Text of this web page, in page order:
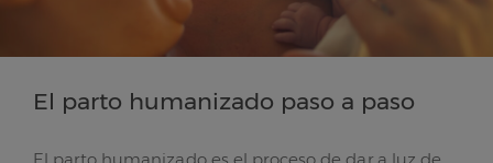
El parto humanizado paso a paso